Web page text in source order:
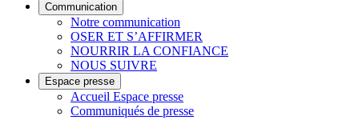
Communication
Notre communication
OSER ET S’AFFIRMER
NOURRIR LA CONFIANCE
NOUS SUIVRE
Espace presse
Accueil Espace presse
Communiqués de presse